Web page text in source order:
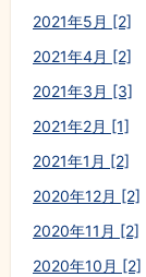
2021年5月 [2]
2021年4月 [2]
2021年3月 [3]
2021年2月 [1]
2021年1月 [2]
2020年12月 [2]
2020年11月 [2]
2020年10月 [2]